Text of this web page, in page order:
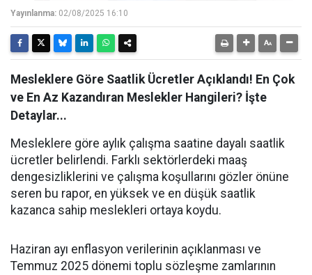
Yayınlanma: 02/08/2025 16:10
Mesleklere Göre Saatlik Ücretler Açıklandı! En Çok
ve En Az Kazandıran Meslekler Hangileri? İşte
Detaylar...
Mesleklere göre aylık çalışma saatine dayalı saatlik
ücretler belirlendi. Farklı sektörlerdeki maaş
dengesizliklerini ve çalışma koşullarını gözler önüne
seren bu rapor, en yüksek ve en düşük saatlik
kazanca sahip meslekleri ortaya koydu.
Haziran ayı enflasyon verilerinin açıklanması ve
Temmuz 2025 dönemi toplu sözleşme zamlarının